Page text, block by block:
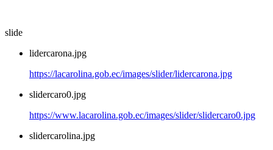
slide
lidercarona.jpg
https://lacarolina.gob.ec/images/slider/lidercarona.jpg
slidercaro0.jpg
https://www.lacarolina.gob.ec/images/slider/slidercaro0.jpg
slidercarolina.jpg